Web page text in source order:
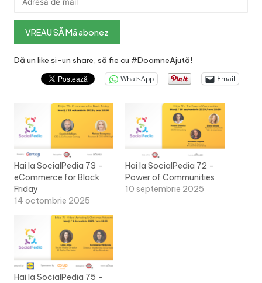
Dă un like și-un share, să fie cu #DoamneAjută!
WhatsApp Email
Hai la SocialPedia 73 –
eCommerce for Black
Friday
14 octombrie 2025
Hai la SocialPedia 72 –
Power of Communities
10 septembrie 2025
Hai la SocialPedia 75 –